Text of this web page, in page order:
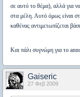
σε αυτό το θέμα), αλλά για
στα μέλη. Αυτό όμως είναι
καθένας αντιμετωπίζεται
Και πάλι συγνώμη για το
Gaiseric
27 Φεβ 2009